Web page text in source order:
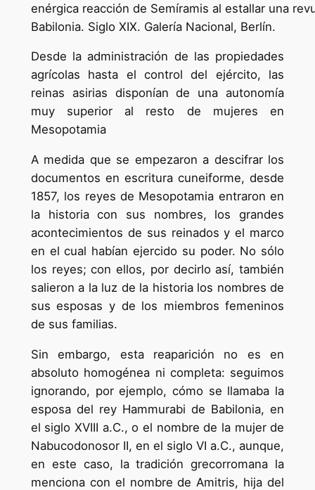
enérgica reacción de Semíramis al estallar una
Babilonia. Siglo XIX. Galería Nacional, Berlín.
Desde la administración de las propiedades
agrícolas hasta el control del ejército, las
reinas asirias disponían de una autonomía
muy superior al resto de mujeres en
Mesopotamia
A medida que se empezaron a descifrar los
documentos en escritura cuneiforme, desde
1857, los reyes de Mesopotamia entraron en
la historia con sus nombres, los grandes
acontecimientos de sus reinados y el marco
en el cual habían ejercido su poder. No sólo
los reyes; con ellos, por decirlo así, también
salieron a la luz de la historia los nombres de
sus esposas y de los miembros femeninos
de sus familias.
Sin embargo, esta reaparición no es en
absoluto homogénea ni completa: seguimos
ignorando, por ejemplo, cómo se llamaba la
esposa del rey Hammurabi de Babilonia, en
el siglo XVIII a.C., o el nombre de la mujer de
Nabucodonosor II, en el siglo VI a.C., aunque,
en este caso, la tradición grecorromana la
menciona con el nombre de Amitris, hija del